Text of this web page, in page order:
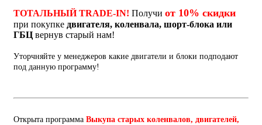
ТОТАЛЬНЫЙ TRADE-IN! Получи от 10% скидки
при покупке двигателя, коленвала, шорт-блока или
ГБЦ вернув старый нам!
Уторчняйте у менеджеров какие двигатели и блоки подподают
под данную программу!
Открыта программа Выкупа старых коленвалов, двигателей,